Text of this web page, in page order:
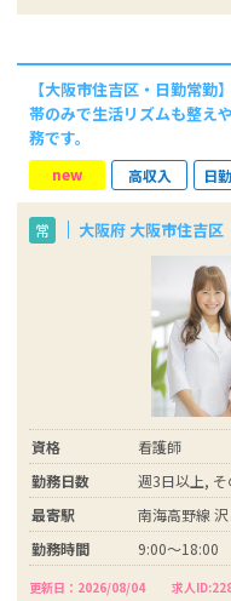
【大阪市住吉区・日勤常
帯のみで生活リズムも整え
務です。
new 高収入 日
常 大阪府 大阪市住吉区
資格
看護師
勤務日数
週3日以上, そ
最寄駅
南海高野線
勤務時間
9:00～18:00
更新日：2026/08/04 求人